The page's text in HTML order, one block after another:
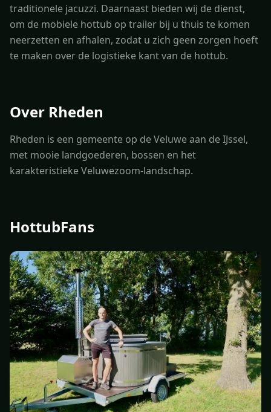
traditionele jacuzzi. Daarnaast bieden wij de dienst,
om de mobiele hottub op trailer bij u thuis te komen
neerzetten en afhalen, zodat u zich geen zorgen hoeft
te maken over de logistieke kant van de hottub.
Over Rheden
Rheden is een gemeente op de Veluwe aan de IJssel,
met mooie landgoederen, bossen en het
karakteristieke Veluwezoom-landschap.
HottubFans